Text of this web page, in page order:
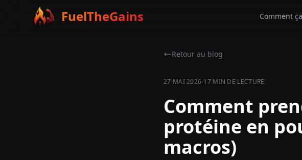
FuelTheGains Comment
Retour au blog
27 MAI 2026·17 MIN DE LECTURE
Comment
protéine en
macros)